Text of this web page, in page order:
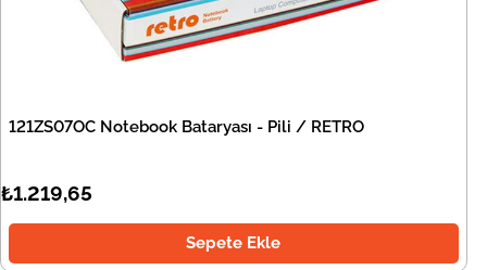
121ZS07OC Notebook Bataryası - Pili / RETRO
₺1.219,65
Sepete Ekle